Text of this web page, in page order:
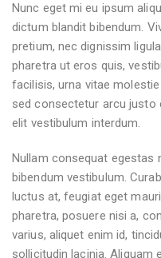
Nunc eget mi eu ipsum
dictum blandit bibendum.
pretium, nec dignissim
pharetra ut eros quis,
facilisis, urna vitae
sed consectetur arcu justo
elit vestibulum interdum.
Nullam consequat egestas
bibendum vestibulum.
luctus at, feugiat eget
pharetra, posuere nisi a,
varius, aliquet enim id,
sollicitudin lacinia. Aliquam